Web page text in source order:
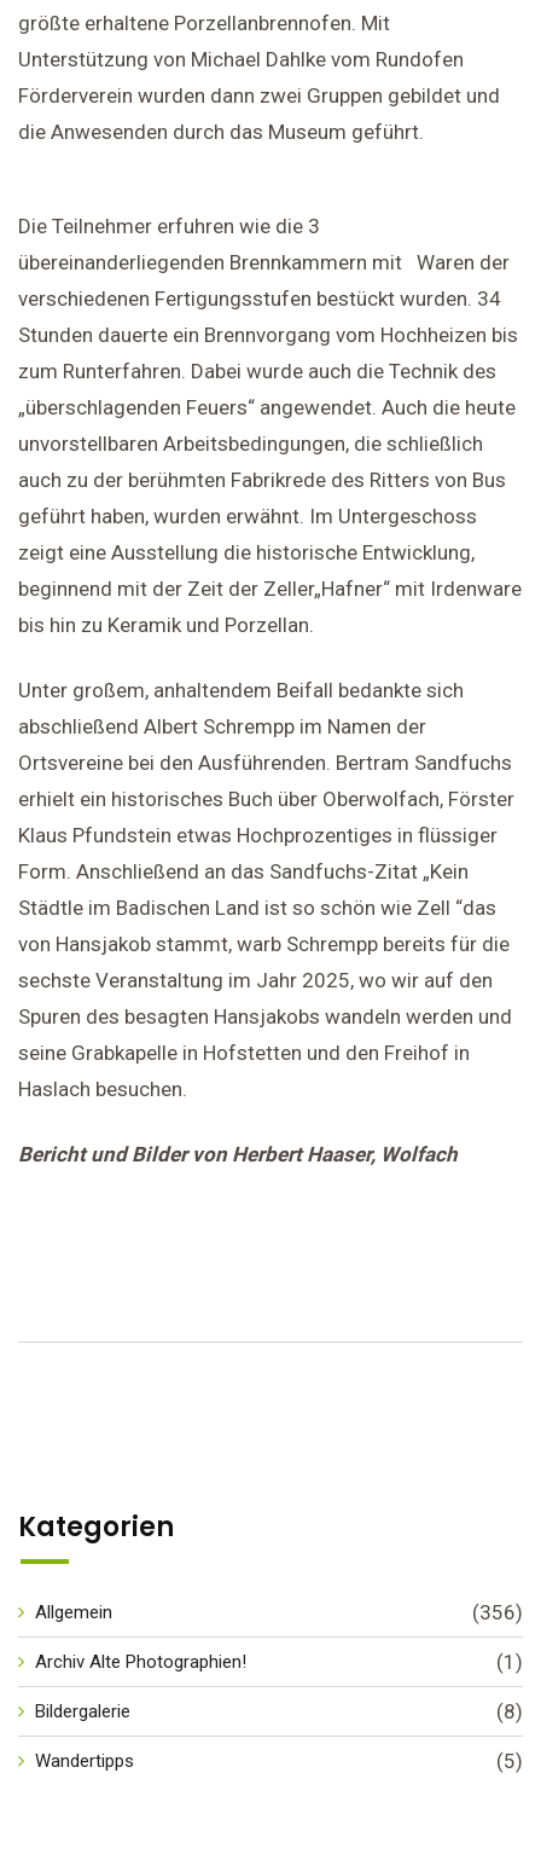
größte erhaltene Porzellanbrennofen. Mit
Unterstützung von Michael Dahlke vom Rundofen
Förderverein wurden dann zwei Gruppen gebildet und
die Anwesenden durch das Museum geführt.
Die Teilnehmer erfuhren wie die 3
übereinanderliegenden Brennkammern mit Waren der
verschiedenen Fertigungsstufen bestückt wurden. 34
Stunden dauerte ein Brennvorgang vom Hochheizen bis
zum Runterfahren. Dabei wurde auch die Technik des
„überschlagenden Feuers“ angewendet. Auch die heute
unvorstellbaren Arbeitsbedingungen, die schließlich
auch zu der berühmten Fabrikrede des Ritters von Bus
geführt haben, wurden erwähnt. Im Untergeschoss
zeigt eine Ausstellung die historische Entwicklung,
beginnend mit der Zeit der Zeller„Hafner“ mit Irdenware
bis hin zu Keramik und Porzellan.
Unter großem, anhaltendem Beifall bedankte sich
abschließend Albert Schrempp im Namen der
Ortsvereine bei den Ausführenden. Bertram Sandfuchs
erhielt ein historisches Buch über Oberwolfach, Förster
Klaus Pfundstein etwas Hochprozentiges in flüssiger
Form. Anschließend an das Sandfuchs-Zitat „Kein
Städtle im Badischen Land ist so schön wie Zell “das
von Hansjakob stammt, warb Schrempp bereits für die
sechste Veranstaltung im Jahr 2025, wo wir auf den
Spuren des besagten Hansjakobs wandeln werden und
seine Grabkapelle in Hofstetten und den Freihof in
Haslach besuchen.
Bericht und Bilder von Herbert Haaser, Wolfach
Kategorien
Allgemein (356)
Archiv Alte Photographien! (1)
Bildergalerie (8)
Wandertipps (5)